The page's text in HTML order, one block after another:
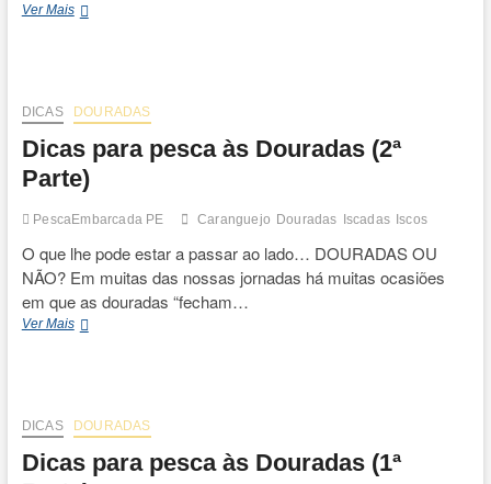
Ver MaisPESCA
DICAS
DOURADAS
Dicas para pesca às Douradas (2ª
Parte)
PescaEmbarcada PE Caranguejo Douradas Iscadas Iscos
O que lhe pode estar a passar ao lado… DOURADAS OU
NÃO? Em muitas das nossas jornadas há muitas ocasiões
em que as douradas “fecham…
Ver MaisDicas
(2ª
Parte)
DICAS DOURADAS
Dicas para pesca às Douradas (1ª